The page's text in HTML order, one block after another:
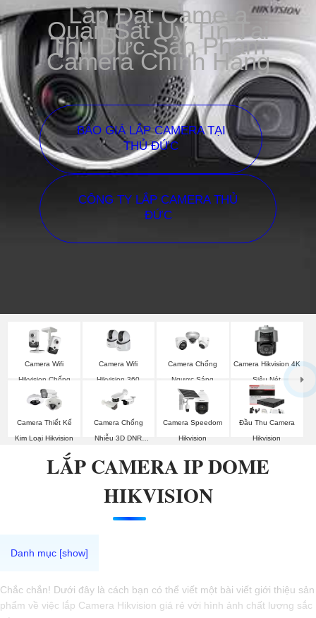
Lắp Đặt Camera
Quan Sát Uy Tín Tại
Thủ Đức Sản Phẩm
Camera Chính Hãng
BÁO GIÁ LẮP CAMERA TẠI
THỦ ĐỨC
CÔNG TY LẮP CAMERA THỦ
ĐỨC
Camera Wifi
Hikvision Chống
Trộm
Camera Wifi
Hikvision 360
Camera Chống
Ngược Sáng
Hikvision
Camera Hikvision 4K
Siêu Nét
Camera Thiết Kế
Kim Loại Hikvision
Camera Chống
Nhiễu 3D DNR
Camera Speedom
Hikvision
Đầu Thu Camera
Hikvision
LẮP CAMERA IP DOME
HIKVISION
Chắc chắn! Dưới đây là cách bạn có thể viết một bài viết giới thiệu sản
phẩm về việc lắp Camera Hikvision giá rẻ với hình ảnh chất lượng sắc